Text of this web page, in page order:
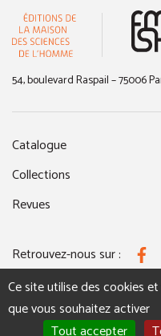
54, boulevard Raspail – 75006
Catalogue
Collections
Revues
Retrouvez-nous sur :
MENTIONS
Ce site utilise des cookies
que vous souhaitez activer
Tout accepter